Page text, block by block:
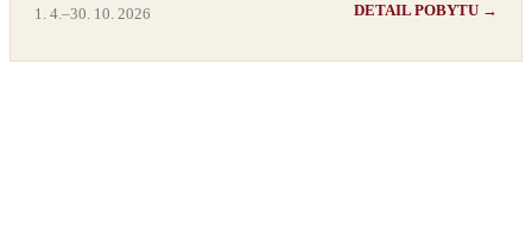
1. 4.–30. 10. 2026 DETAIL POBYTU →